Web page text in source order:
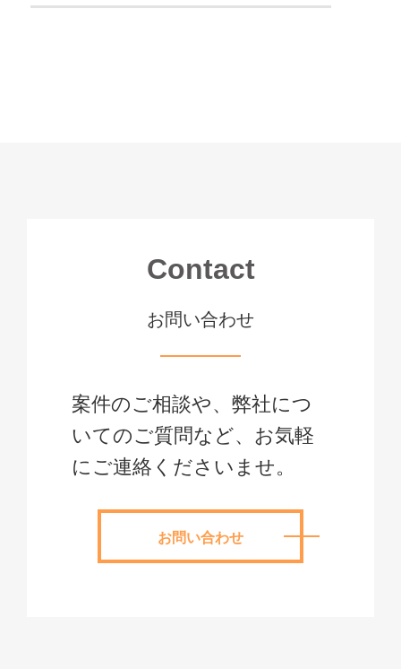
Contact
お問い合わせ
案件のご相談や、弊社につ
いてのご質問など、お気軽
にご連絡くださいませ。
お問い合わせ